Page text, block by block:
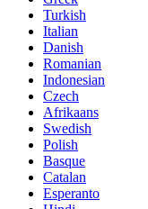
Turkish
Italian
Danish
Romanian
Indonesian
Czech
Afrikaans
Swedish
Polish
Basque
Catalan
Esperanto